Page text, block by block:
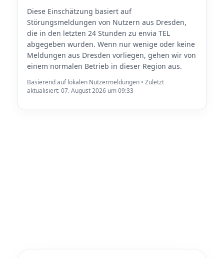
Diese Einschätzung basiert auf
Störungsmeldungen von Nutzern aus Dresden,
die in den letzten 24 Stunden zu envia TEL
abgegeben wurden. Wenn nur wenige oder keine
Meldungen aus Dresden vorliegen, gehen wir von
einem normalen Betrieb in dieser Region aus.
Basierend auf lokalen Nutzermeldungen • Zuletzt
aktualisiert: 07. August 2026 um 09:33